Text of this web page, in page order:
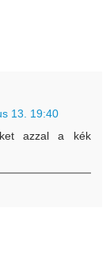
13. 19:40
azzal a kék